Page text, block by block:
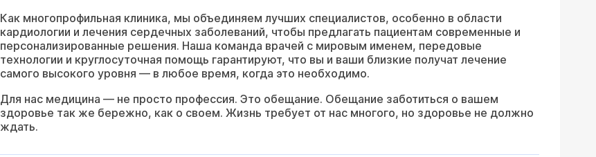
Как многопрофильная клиника, мы объединяем лучших специалистов, особенно в области
кардиологии и лечения сердечных заболеваний, чтобы предлагать пациентам современные и
персонализированные решения. Наша команда врачей с мировым именем, передовые
технологии и круглосуточная помощь гарантируют, что вы и ваши близкие получат лечение
самого высокого уровня — в любое время, когда это необходимо.
Для нас медицина — не просто профессия. Это обещание. Обещание заботиться о вашем
здоровье так же бережно, как о своем. Жизнь требует от нас многого, но здоровье не должно
ждать.